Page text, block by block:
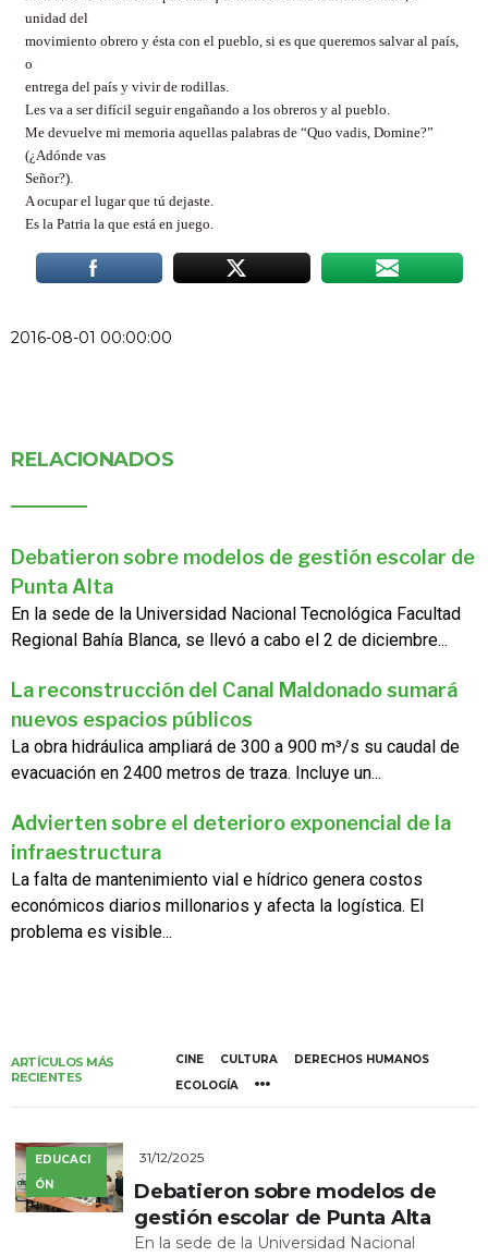
unidad del
movimiento obrero y ésta con el pueblo, si es que queremos salvar al país,
o
entrega del país y vivir de rodillas.
Les va a ser difícil seguir engañando a los obreros y al pueblo.
Me devuelve mi memoria aquellas palabras de “Quo vadis, Domine?”
(¿Adónde vas
Señor?).
A ocupar el lugar que tú dejaste.
Es la Patria la que está en juego.
2016-08-01 00:00:00
RELACIONADOS
Debatieron sobre modelos de gestión escolar de
Punta Alta
En la sede de la Universidad Nacional Tecnológica Facultad
Regional Bahía Blanca, se llevó a cabo el 2 de diciembre...
La reconstrucción del Canal Maldonado sumará
nuevos espacios públicos
La obra hidráulica ampliará de 300 a 900 m³/s su caudal de
evacuación en 2400 metros de traza. Incluye un...
Advierten sobre el deterioro exponencial de la
infraestructura
La falta de mantenimiento vial e hídrico genera costos
económicos diarios millonarios y afecta la logística. El
problema es visible...
ARTÍCULOS MÁS
RECIENTES
CINE CULTURA
DERECHOS HUMANOS
ECOLOGÍA
EDUCACI
ÓN
31/12/2025
Debatieron sobre modelos de
gestión escolar de Punta Alta
En la sede de la Universidad Nacional